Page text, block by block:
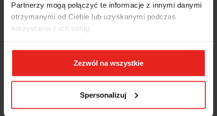
Partnerzy mogą połączyć te informacje z innymi danymi
otrzymanymi od Ciebie lub uzyskanymi podczas
korzystania z ich usług.
Zezwól na wszystkie
Spersonalizuj
Zawartość: